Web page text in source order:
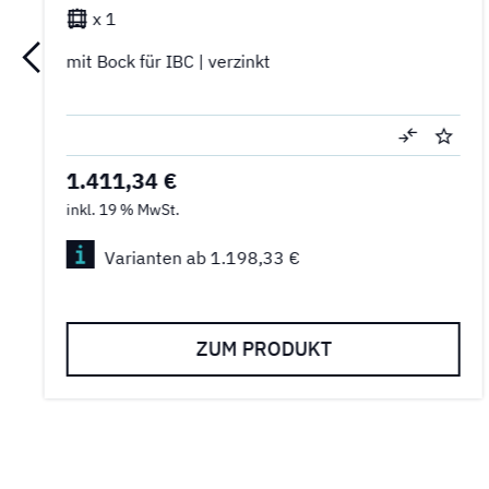
x 1
mit Bock für IBC | verzinkt
1.411,34 €
inkl. 19 % MwSt.
Varianten ab 1.198,33 €
ZUM PRODUKT